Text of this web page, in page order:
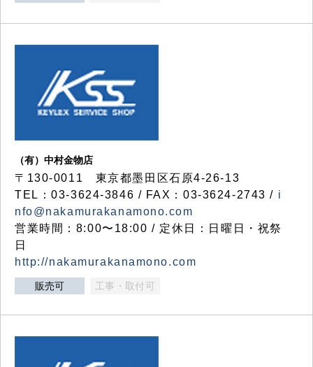
（有）中村金物店
〒130-0011 東京都墨田区石原4-26-13
TEL：03-3624-3846 / FAX：03-3624-2743 / i
nfo@nakamurakanamono.com
営業時間：8:00〜18:00 / 定休日：日曜日・祝祭
日
http://nakamurakanamono.com
販売可 工事・取付可